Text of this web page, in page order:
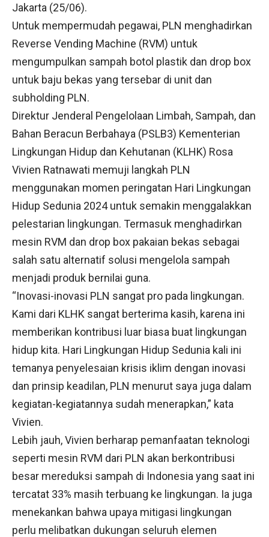
Jakarta (25/06).
Untuk mempermudah pegawai, PLN menghadirkan
Reverse Vending Machine (RVM) untuk
mengumpulkan sampah botol plastik dan drop box
untuk baju bekas yang tersebar di unit dan
subholding PLN.
Direktur Jenderal Pengelolaan Limbah, Sampah, dan
Bahan Beracun Berbahaya (PSLB3) Kementerian
Lingkungan Hidup dan Kehutanan (KLHK) Rosa
Vivien Ratnawati memuji langkah PLN
menggunakan momen peringatan Hari Lingkungan
Hidup Sedunia 2024 untuk semakin menggalakkan
pelestarian lingkungan. Termasuk menghadirkan
mesin RVM dan drop box pakaian bekas sebagai
salah satu alternatif solusi mengelola sampah
menjadi produk bernilai guna.
“Inovasi-inovasi PLN sangat pro pada lingkungan.
Kami dari KLHK sangat berterima kasih, karena ini
memberikan kontribusi luar biasa buat lingkungan
hidup kita. Hari Lingkungan Hidup Sedunia kali ini
temanya penyelesaian krisis iklim dengan inovasi
dan prinsip keadilan, PLN menurut saya juga dalam
kegiatan-kegiatannya sudah menerapkan,” kata
Vivien.
Lebih jauh, Vivien berharap pemanfaatan teknologi
seperti mesin RVM dari PLN akan berkontribusi
besar mereduksi sampah di Indonesia yang saat ini
tercatat 33% masih terbuang ke lingkungan. Ia juga
menekankan bahwa upaya mitigasi lingkungan
perlu melibatkan dukungan seluruh elemen